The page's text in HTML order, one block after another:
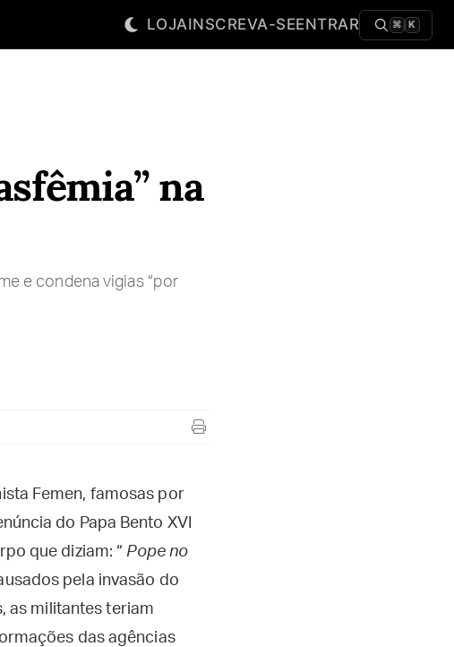
LOJAINSCREVA-SEENTRAR ⌘ K
na
e condena vigias “por
Femen, famosas por
do Papa Bento XVI
que diziam: “Pope no
pela invasão do
as militantes teriam
das agências